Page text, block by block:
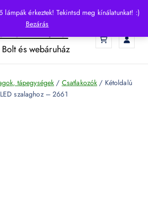
lámpák érkeztek! Tekintsd meg kínálatunkat! :)
Bezárás
Bolt és webáruház
tápegységek / Csatlakozók / Kétoldalú
szalaghoz – 2661